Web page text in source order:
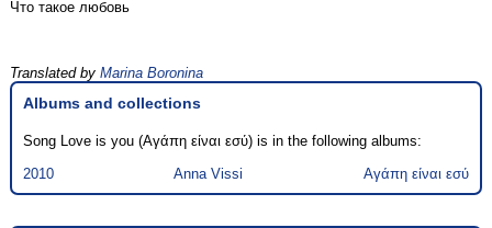
Что такое любовь
Translated by Marina Boronina
Albums and collections
Song Love is you (Αγάπη είναι εσύ) is in the following albums:
2010
Anna Vissi Αγάπη είναι εσύ